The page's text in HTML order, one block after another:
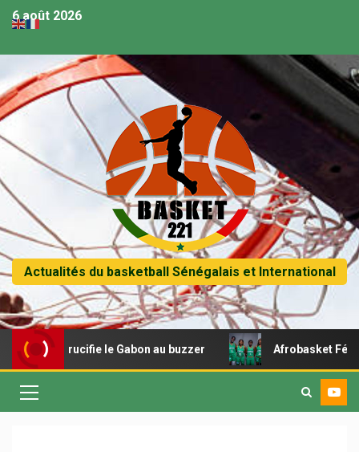
6 août 2026
Actualités du basketball Sénégalais et International
crucifie le Gabon au buzzer Afrobasket Féminin